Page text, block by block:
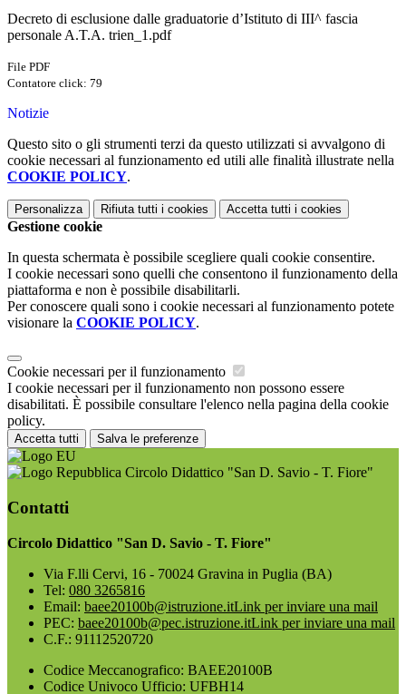
Decreto di esclusione dalle graduatorie d’Istituto di III^ fascia
personale A.T.A. trien_1.pdf
File PDF
Contatore click: 79
Notizie
Questo sito o gli strumenti terzi da questo utilizzati si avvalgono di
cookie necessari al funzionamento ed utili alle finalità illustrate nella
COOKIE POLICY.
Personalizza Rifiuta tutti i cookies Accetta tutti i cookies
Gestione cookie
In questa schermata è possibile scegliere quali cookie consentire.
I cookie necessari sono quelli che consentono il funzionamento della
piattaforma e non è possibile disabilitarli.
Per conoscere quali sono i cookie necessari al funzionamento potete
visionare la COOKIE POLICY.
Cookie necessari per il funzionamento
I cookie necessari per il funzionamento non possono essere
disabilitati. È possibile consultare l'elenco nella pagina della cookie
policy.
Accetta tutti Salva le preferenze
Circolo Didattico "San D. Savio - T. Fiore"
Contatti
Circolo Didattico "San D. Savio - T. Fiore"
Via F.lli Cervi, 16 - 70024 Gravina in Puglia (BA)
Tel: 080 3265816
Email: baee20100b@istruzione.itLink per inviare una mail
PEC: baee20100b@pec.istruzione.itLink per inviare una mail
C.F.: 91112520720
Codice Meccanografico: BAEE20100B
Codice Univoco Ufficio: UFBH14